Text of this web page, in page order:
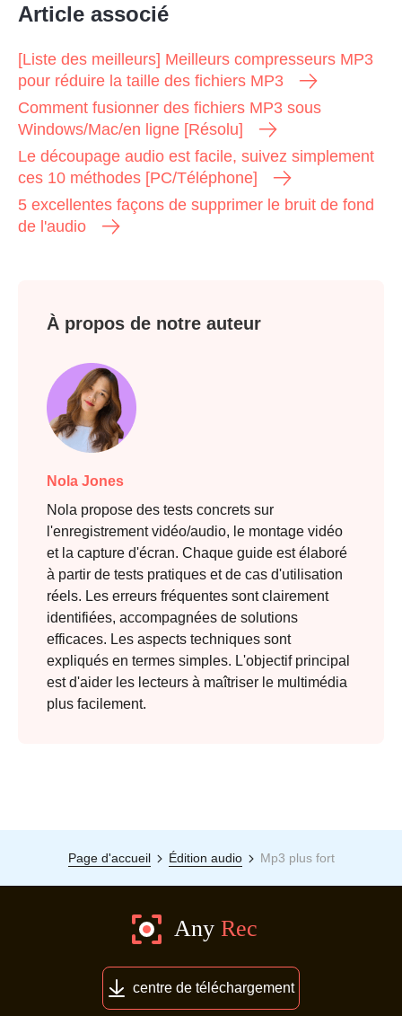
Article associé
[Liste des meilleurs] Meilleurs compresseurs MP3
pour réduire la taille des fichiers MP3
Comment fusionner des fichiers MP3 sous
Windows/Mac/en ligne [Résolu]
Le découpage audio est facile, suivez simplement
ces 10 méthodes [PC/Téléphone]
5 excellentes façons de supprimer le bruit de fond
de l'audio
À propos de notre auteur
Nola Jones
Nola propose des tests concrets sur
l'enregistrement vidéo/audio, le montage vidéo
et la capture d'écran. Chaque guide est élaboré
à partir de tests pratiques et de cas d'utilisation
réels. Les erreurs fréquentes sont clairement
identifiées, accompagnées de solutions
efficaces. Les aspects techniques sont
expliqués en termes simples. L'objectif principal
est d'aider les lecteurs à maîtriser le multimédia
plus facilement.
Page d'accueil Édition audio Mp3 plus fort
centre de téléchargement